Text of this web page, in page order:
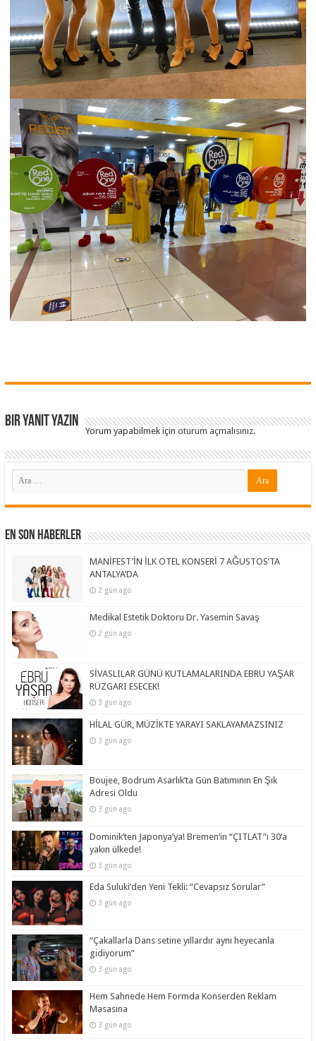
Bir yanıt yazın
Yorum yapabilmek içinoturum açmalısınız.
En Son Haberler
MANİFEST’İN İLK OTEL KONSERİ 7 AĞUSTOS’TA
ANTALYA’DA
2 gün ago
Medikal Estetik Doktoru Dr. Yasemin Savaş
2 gün ago
SİVASLILAR GÜNÜ KUTLAMALARINDA EBRU YAŞAR
RÜZGARI ESECEK!
3 gün ago
HİLAL GÜR, MÜZİKTE YARAYI SAKLAYAMAZSINIZ
3 gün ago
Boujee, Bodrum Asarlık’ta Gün Batımının En Şık
Adresi Oldu
3 gün ago
Dominik’ten Japonya’ya! Bremen’in “ÇITLAT”ı 30’a
yakın ülkede!
3 gün ago
Eda Suluki’den Yeni Tekli: “Cevapsız Sorular”
3 gün ago
“Çakallarla Dans setine yıllardır aynı heyecanla
gidiyorum”
3 gün ago
Hem Sahnede Hem Formda Konserden Reklam
Masasına
3 gün ago